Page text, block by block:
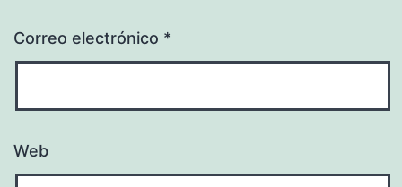
Correo electrónico *
Web